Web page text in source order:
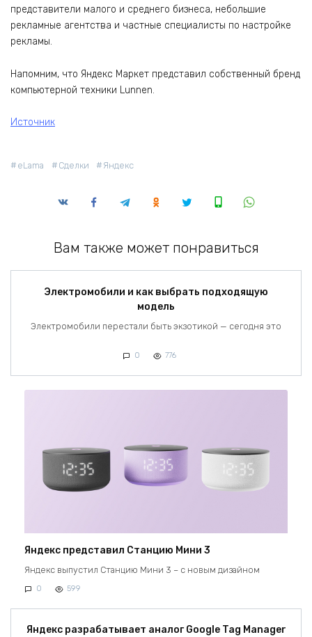
представители малого и среднего бизнеса, небольшие
рекламные агентства и частные специалисты по настройке
рекламы.
Напомним, что Яндекс Маркет представил собственный бренд
компьютерной техники Lunnen.
Источник
eLama Сделки Яндекс
Вам также может понравиться
Электромобили и как выбрать подходящую
модель
Электромобили перестали быть экзотикой — сегодня это
0 776
Яндекс представил Станцию Мини 3
Яндекс выпустил Станцию Мини 3 – с новым дизайном
0 599
Яндекс разрабатывает аналог Google Tag Manager